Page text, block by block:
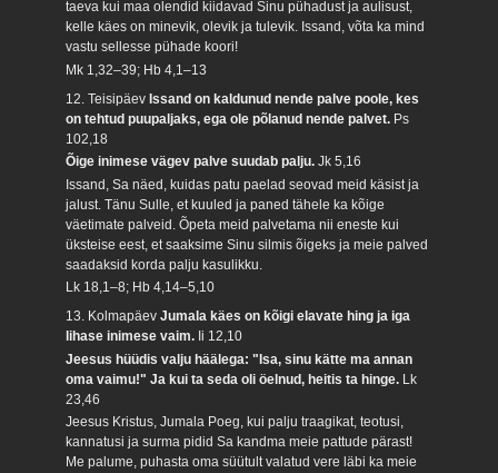
taeva kui maa olendid kiidavad Sinu pühadust ja aulisust,
kelle käes on minevik, olevik ja tulevik. Issand, võta ka mind
vastu sellesse pühade koori!
Mk 1,32–39; Hb 4,1–13
12. Teisipäev Issand on kaldunud nende palve poole, kes
on tehtud puupaljaks, ega ole põlanud nende palvet. Ps
102,18
Õige inimese vägev palve suudab palju.Jk 5,16
Issand, Sa näed, kuidas patu paelad seovad meid käsist ja
jalust. Tänu Sulle, et kuuled ja paned tähele ka kõige
väetimate palveid. Õpeta meid palvetama nii eneste kui
üksteise eest, et saaksime Sinu silmis õigeks ja meie palved
saadaksid korda palju kasulikku.
Lk 18,1–8; Hb 4,14–5,10
13. KolmapäevJumala käes on kõigi elavate hing ja iga
lihase inimese vaim. Ii 12,10
Jeesus hüüdis valju häälega: "Isa, sinu kätte ma annan
oma vaimu!" Ja kui ta seda oli öelnud, heitis ta hinge. Lk
23,46
Jeesus Kristus, Jumala Poeg, kui palju traagikat, teotusi,
kannatusi ja surma pidid Sa kandma meie pattude pärast!
Me palume, puhasta oma süütult valatud vere läbi ka meie